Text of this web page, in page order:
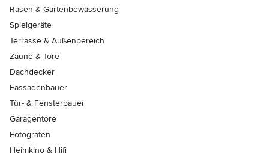
Rasen & Gartenbewässerung
Spielgeräte
Terrasse & Außenbereich
Zäune & Tore
Dachdecker
Fassadenbauer
Tür- & Fensterbauer
Garagentore
Fotografen
Heimkino & Hifi